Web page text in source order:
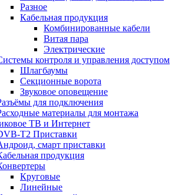
Разное
Кабельная продукция
Комбинированные кабели
Витая пара
Электрические
контроля и управления доступом
Шлагбаумы
Секционные ворота
Звуковое оповещение
для подключения
материалы для монтажа
ТВ и Интернет
Т2 Приставки
смарт приставки
продукция
Круговые
Линейные